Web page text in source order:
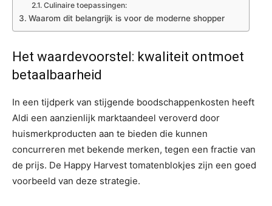
Culinaire toepassingen:
Waarom dit belangrijk is voor de moderne shopper
Het waardevoorstel: kwaliteit ontmoet
betaalbaarheid
In een tijdperk van stijgende boodschappenkosten heeft
Aldi een aanzienlijk marktaandeel veroverd door
huismerkproducten aan te bieden die kunnen
concurreren met bekende merken, tegen een fractie van
de prijs. De Happy Harvest tomatenblokjes zijn een goed
voorbeeld van deze strategie.